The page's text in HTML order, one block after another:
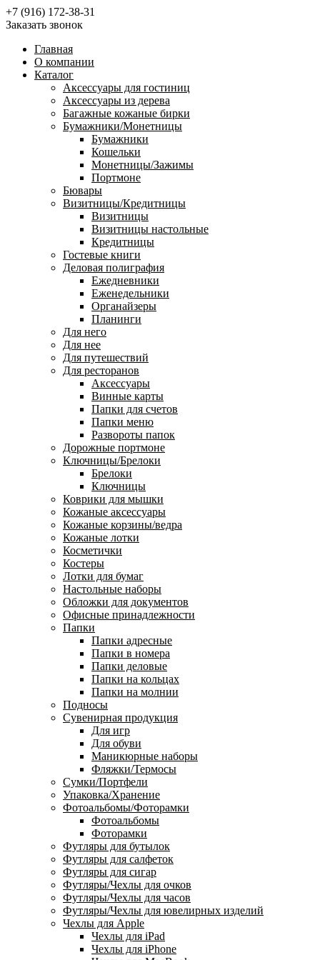
+7 (916) 172-38-31
Заказать звонок
Главная
О компании
Каталог
Аксессуары для гостиниц
Аксессуары из дерева
Багажные кожаные бирки
Бумажники/Монетницы
Бумажники
Кошельки
Монетницы/Зажимы
Портмоне
Бювары
Визитницы/Кредитницы
Визитницы
Визитницы настольные
Кредитницы
Гостевые книги
Деловая полиграфия
Ежедневники
Еженедельники
Органайзеры
Планинги
Для него
Для нее
Для путешествий
Для ресторанов
Аксессуары
Винные карты
Папки для счетов
Папки меню
Развороты папок
Дорожные портмоне
Ключницы/Брелоки
Брелоки
Ключницы
Коврики для мышки
Кожаные аксессуары
Кожаные корзины/ведра
Кожаные лотки
Косметички
Костеры
Лотки для бумаг
Настольные наборы
Обложки для документов
Офисные принадлежности
Папки
Папки адресные
Папки в номера
Папки деловые
Папки на кольцах
Папки на молнии
Подносы
Сувенирная продукция
Для игр
Для обуви
Маникюрные наборы
Фляжки/Термосы
Сумки/Портфели
Упаковка/Хранение
Фотоальбомы/Фоторамки
Фотоальбомы
Фоторамки
Футляры для бутылок
Футляры для салфеток
Футляры для сигар
Футляры/Чехлы для очков
Футляры/Чехлы для часов
Футляры/Чехлы для ювелирных изделий
Чехлы для Apple
Чехлы для iPad
Чехлы для iPhone